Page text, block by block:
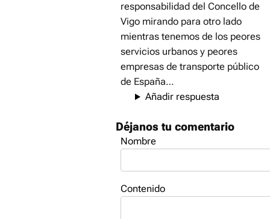
responsabilidad del Concello de
Vigo mirando para otro lado
mientras tenemos de los peores
servicios urbanos y peores
empresas de transporte público
de España…
Añadir respuesta
Déjanos tu comentario
Nombre
Contenido